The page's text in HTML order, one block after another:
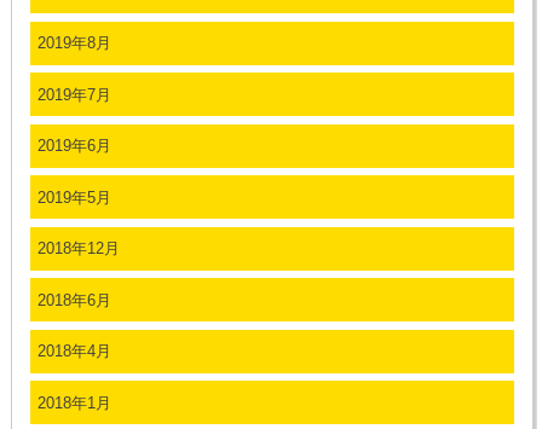
2019年8月
2019年7月
2019年6月
2019年5月
2018年12月
2018年6月
2018年4月
2018年1月